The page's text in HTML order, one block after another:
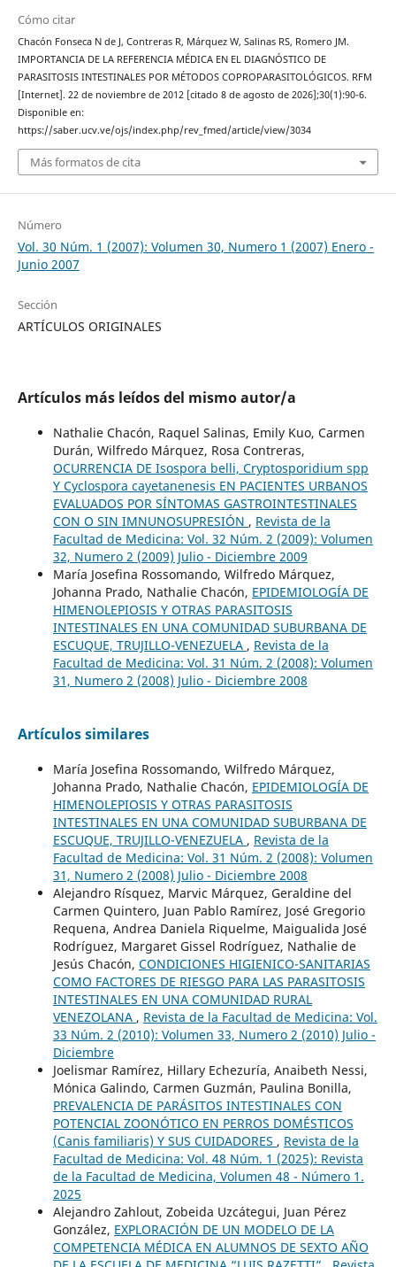
Cómo citar
Chacón Fonseca N de J, Contreras R, Márquez W, Salinas RS, Romero JM.
IMPORTANCIA DE LA REFERENCIA MÉDICA EN EL DIAGNÓSTICO DE
PARASITOSIS INTESTINALES POR MÉTODOS COPROPARASITOLÓGICOS. RFM
[Internet]. 22 de noviembre de 2012 [citado 8 de agosto de 2026];30(1):90-6.
Disponible en:
https://saber.ucv.ve/ojs/index.php/rev_fmed/article/view/3034
Más formatos de cita
Número
Vol. 30 Núm. 1 (2007): Volumen 30, Numero 1 (2007) Enero -
Junio 2007
Sección
ARTÍCULOS ORIGINALES
Artículos más leídos del mismo autor/a
Nathalie Chacón, Raquel Salinas, Emily Kuo, Carmen
Durán, Wilfredo Márquez, Rosa Contreras,
OCURRENCIA DE Isospora belli, Cryptosporidium spp
Y Cyclospora cayetanenesis EN PACIENTES URBANOS
EVALUADOS POR SÍNTOMAS GASTROINTESTINALES
CON O SIN IMNUNOSUPRESIÓN , Revista de la
Facultad de Medicina: Vol. 32 Núm. 2 (2009): Volumen
32, Numero 2 (2009) Julio - Diciembre 2009
María Josefina Rossomando, Wilfredo Márquez,
Johanna Prado, Nathalie Chacón, EPIDEMIOLOGÍA DE
HIMENOLEPIOSIS Y OTRAS PARASITOSIS
INTESTINALES EN UNA COMUNIDAD SUBURBANA DE
ESCUQUE, TRUJILLO-VENEZUELA , Revista de la
Facultad de Medicina: Vol. 31 Núm. 2 (2008): Volumen
31, Numero 2 (2008) Julio - Diciembre 2008
Artículos similares
María Josefina Rossomando, Wilfredo Márquez,
Johanna Prado, Nathalie Chacón, EPIDEMIOLOGÍA DE
HIMENOLEPIOSIS Y OTRAS PARASITOSIS
INTESTINALES EN UNA COMUNIDAD SUBURBANA DE
ESCUQUE, TRUJILLO-VENEZUELA , Revista de la
Facultad de Medicina: Vol. 31 Núm. 2 (2008): Volumen
31, Numero 2 (2008) Julio - Diciembre 2008
Alejandro Rísquez, Marvic Márquez, Geraldine del
Carmen Quintero, Juan Pablo Ramírez, José Gregorio
Requena, Andrea Daniela Riquelme, Maigualida José
Rodríguez, Margaret Gissel Rodríguez, Nathalie de
Jesús Chacón, CONDICIONES HIGIENICO-SANITARIAS
COMO FACTORES DE RIESGO PARA LAS PARASITOSIS
INTESTINALES EN UNA COMUNIDAD RURAL
VENEZOLANA , Revista de la Facultad de Medicina: Vol.
33 Núm. 2 (2010): Volumen 33, Numero 2 (2010) Julio -
Diciembre
Joelismar Ramírez, Hillary Echezuría, Anaibeth Nessi,
Mónica Galindo, Carmen Guzmán, Paulina Bonilla,
PREVALENCIA DE PARÁSITOS INTESTINALES CON
POTENCIAL ZOONÓTICO EN PERROS DOMÉSTICOS
(Canis familiaris) Y SUS CUIDADORES , Revista de la
Facultad de Medicina: Vol. 48 Núm. 1 (2025): Revista
de la Facultad de Medicina, Volumen 48 - Número 1.
2025
Alejandro Zahlout, Zobeida Uzcátegui, Juan Pérez
González, EXPLORACIÓN DE UN MODELO DE LA
COMPETENCIA MÉDICA EN ALUMNOS DE SEXTO AÑO